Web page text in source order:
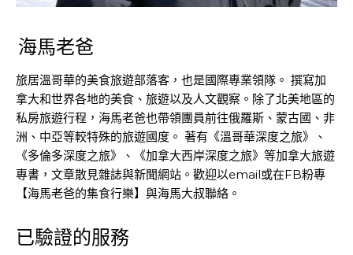
海馬老爸
旅居溫哥華的美食旅遊部落客，也是國際專業領隊。 撰寫加
拿大和世界各地的美食、旅遊以及人文觀察。除了北美地區的
私房旅遊行程，海馬老爸也帶領團員前往俄羅斯、蒙古國、非
洲、中亞等較特殊的旅遊國度。 著有《溫哥華深度之旅》、
《多倫多深度之旅》、《加拿大西岸深度之旅》等加拿大旅遊
專書，文章散見雜誌與新聞網站。歡迎以email或在FB粉專
【海馬老爸的集食行樂】與海馬大叔聯絡。
已驗證的服務